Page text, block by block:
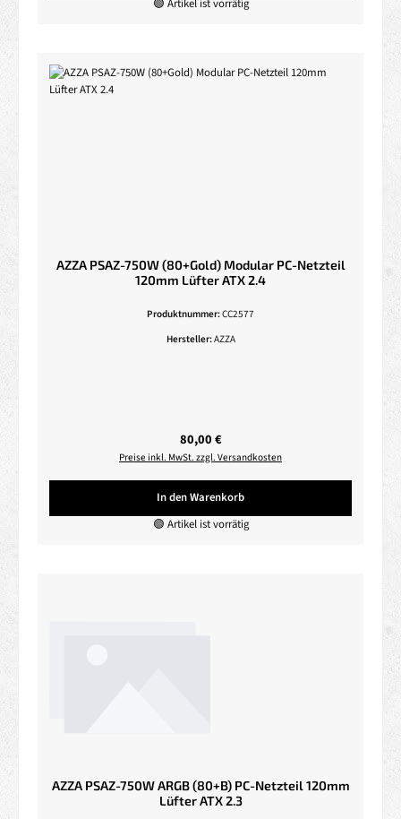
🟢 Artikel ist vorrätig
AZZA PSAZ-750W (80+Gold) Modular PC-Netzteil
120mm Lüfter ATX 2.4
Produktnummer:CC2577
Hersteller:AZZA
Regulärer Preis:
80,00 €
Preise inkl. MwSt. zzgl. Versandkosten
In den Warenkorb
🟢 Artikel ist vorrätig
AZZA PSAZ-750W ARGB (80+B) PC-Netzteil 120mm
Lüfter ATX 2.3